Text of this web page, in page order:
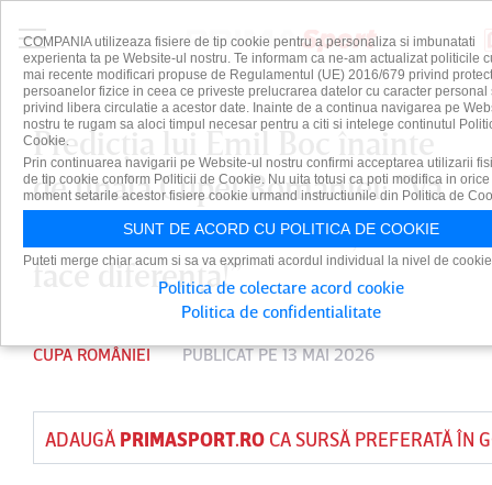
Predicţia lui Emil Boc înainte
de finala Cupei României: ”Va
fi în forma lui maximă şi va
face diferenţa!”
CUPA ROMÂNIEI PUBLICAT PE 13 MAI 2026
ADAUGĂ PRIMASPORT.ROCA SURSĂ PREFERATĂ ÎN
COMPANIA utilizeaza fisiere de tip cookie pentru a personaliza si imbunatati
experienta ta pe Website-ul nostru. Te informam ca ne-am actualizat politicile
mai recente modificari propuse de Regulamentul (UE) 2016/679 privind
persoanelor fizice in ceea ce priveste prelucrarea datelor cu caracter personal
privind libera circulatie a acestor date. Inainte de a continua navigarea pe
nostru te rugam sa aloci timpul necesar pentru a citi si intelege continutul
Cookie.
Prin continuarea navigarii pe Website-ul nostru confirmi acceptarea utilizarii
de tip cookie conform Politicii de Cookie. Nu uita totusi ca poti modifica in orice
moment setarile acestor fisiere cookie urmand instructiunile din Politica de
SUNT DE ACORD CU POLITICA DE COOKIE
Puteti merge chiar acum si sa va exprimati acordul individual la nivel de
Politica de colectare acord cookie
Politica de confidentialitate